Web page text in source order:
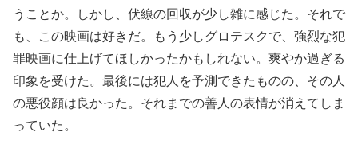
うことか。しかし、伏線の回収が少し雑に感じた。それで
も、この映画は好きだ。もう少しグロテスクで、強烈な犯
罪映画に仕上げてほしかったかもしれない。爽やか過ぎる
印象を受けた。最後には犯人を予測できたものの、その人
の悪役顔は良かった。それまでの善人の表情が消えてしま
っていた。